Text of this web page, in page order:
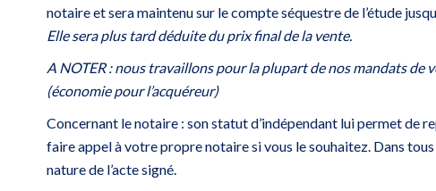
notaire et sera maintenu sur le compte séquestre de l’étude
Elle sera plus tard déduite du prix final de la vente.
A NOTER : nous travaillons pour la plupart de nos mandats
(économie pour l’acquéreur)
Concernant le notaire : son statut d’indépendant lui permet de
faire appel à votre propre notaire si vous le souhaitez. Dans
nature de l’acte signé.